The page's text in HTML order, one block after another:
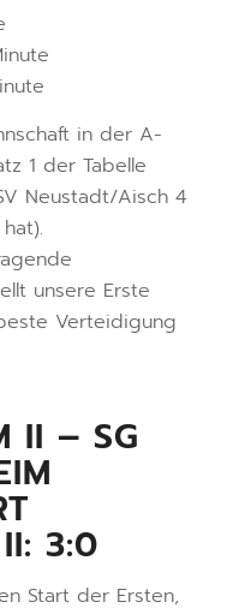
in der A-
1 der Tabelle
Neustadt/Aisch 4
unsere Erste
Verteidigung
II – SG
3:0
Start der Ersten,